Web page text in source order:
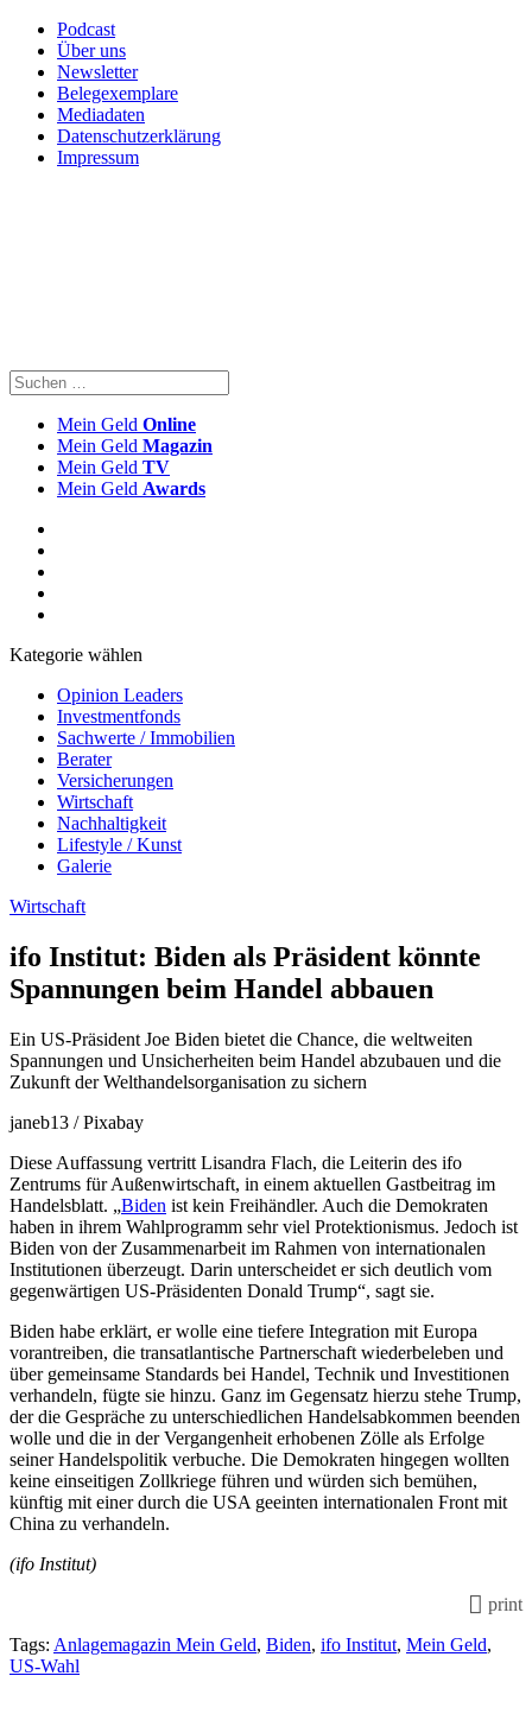
Podcast
Über uns
Newsletter
Belegexemplare
Mediadaten
Datenschutzerklärung
Impressum
Mein Geld Online
Mein Geld Magazin
Mein Geld TV
Mein Geld Awards
Kategorie wählen
Opinion Leaders
Investmentfonds
Sachwerte / Immobilien
Berater
Versicherungen
Wirtschaft
Nachhaltigkeit
Lifestyle / Kunst
Galerie
Wirtschaft
ifo Institut: Biden als Präsident könnte
Spannungen beim Handel abbauen
Ein US-Präsident Joe Biden bietet die Chance, die weltweiten
Spannungen und Unsicherheiten beim Handel abzubauen und die
Zukunft der Welthandelsorganisation zu sichern
janeb13 / Pixabay
Diese Auffassung vertritt Lisandra Flach, die Leiterin des ifo
Zentrums für Außenwirtschaft, in einem aktuellen Gastbeitrag im
Handelsblatt. „Biden ist kein Freihändler. Auch die Demokraten
haben in ihrem Wahlprogramm sehr viel Protektionismus. Jedoch ist
Biden von der Zusammenarbeit im Rahmen von internationalen
Institutionen überzeugt. Darin unterscheidet er sich deutlich vom
gegenwärtigen US-Präsidenten Donald Trump“, sagt sie.
Biden habe erklärt, er wolle eine tiefere Integration mit Europa
vorantreiben, die transatlantische Partnerschaft wiederbeleben und
über gemeinsame Standards bei Handel, Technik und Investitionen
verhandeln, fügte sie hinzu. Ganz im Gegensatz hierzu stehe Trump,
der die Gespräche zu unterschiedlichen Handelsabkommen beenden
wolle und die in der Vergangenheit erhobenen Zölle als Erfolge
seiner Handelspolitik verbuche. Die Demokraten hingegen wollten
keine einseitigen Zollkriege führen und würden sich bemühen,
künftig mit einer durch die USA geeinten internationalen Front mit
China zu verhandeln.
(ifo Institut)
print
Tags: Anlagemagazin Mein Geld, Biden, ifo Institut, Mein Geld,
US-Wahl